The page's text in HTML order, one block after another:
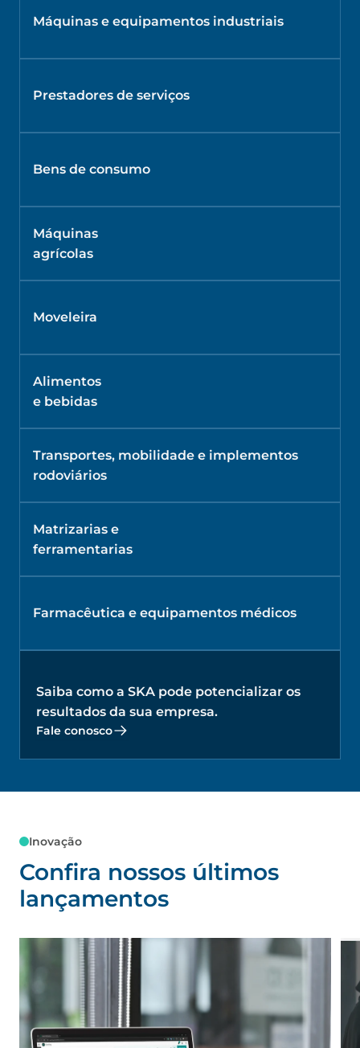
Máquinas e equipamentos industriais
Prestadores de serviços
Bens de consumo
Máquinas
agrícolas
Moveleira
Alimentos
e bebidas
Transportes, mobilidade e implementos
rodoviários
Matrizarias e
ferramentarias
Farmacêutica e equipamentos médicos
Saiba como a SKA pode potencializar os
resultados da sua empresa.
Fale conosco
Inovação
Confira nossos últimos
lançamentos